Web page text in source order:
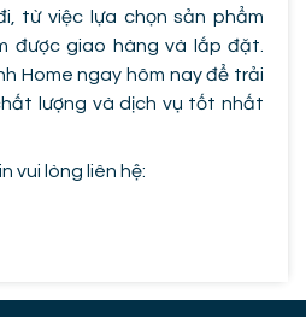
từ việc lựa chọn sản phẩm
được giao hàng và lắp đặt.
Home ngay hôm nay để trải
lượng và dịch vụ tốt nhất
vui lòng liên hệ: